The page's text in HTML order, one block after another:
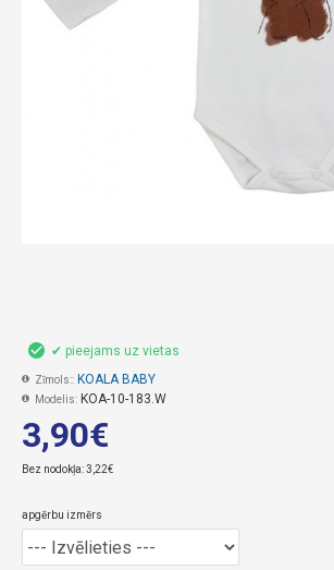
3,90€
Bez nodokļa: 3,22€
✔ pieejams uz vietas
Zīmols:: KOALA BABY
Modelis: KOA-10-183.W
apgērbu izmērs